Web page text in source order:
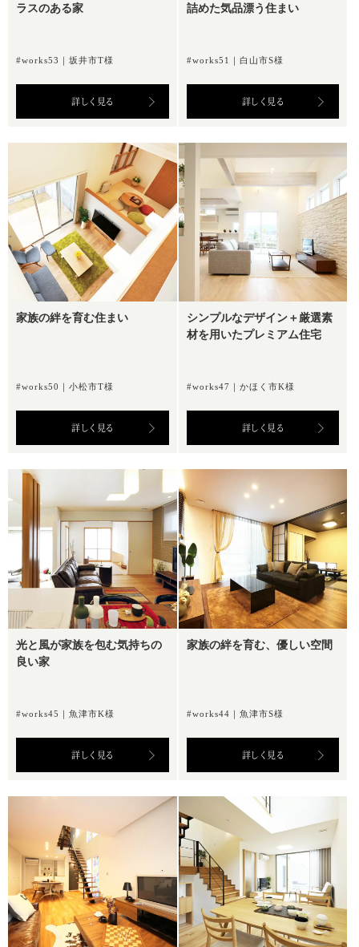
ラスのある家
#works53｜坂井市T様
詳しく見る
詰めた気品漂う住まい
#works51｜白山市S様
詳しく見る
家族の絆を育む住まい
#works50｜小松市T様
詳しく見る
シンプルなデザイン＋厳選素
材を用いたプレミアム住宅
#works47｜かほく市K様
詳しく見る
光と風が家族を包む気持ちの
良い家
#works45｜魚津市K様
詳しく見る
家族の絆を育む、優しい空間
#works44｜魚津市S様
詳しく見る